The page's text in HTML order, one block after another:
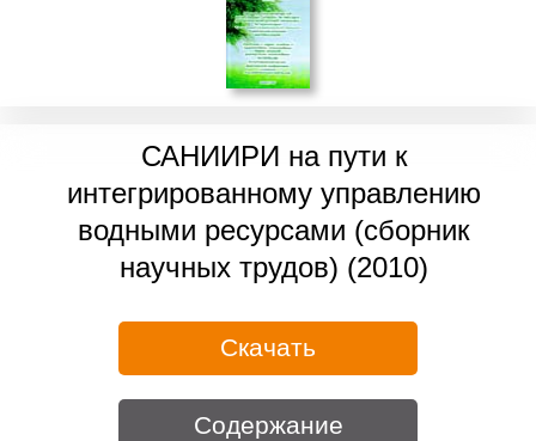
САНИИРИ на пути к
интегрированному управлению
водными ресурсами (сборник
научных трудов) (2010)
Скачать
Содержание